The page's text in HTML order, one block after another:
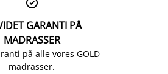
GARANTI PÅ
MADRASSER
på alle vores GOLD
madrasser.